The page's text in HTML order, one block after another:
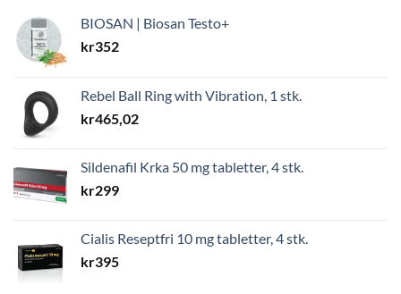
BIOSAN | Biosan Testo+
kr352
Rebel Ball Ring with Vibration, 1 stk.
kr465,02
Sildenafil Krka 50 mg tabletter, 4 stk.
kr299
Cialis Reseptfri 10 mg tabletter, 4 stk.
kr395